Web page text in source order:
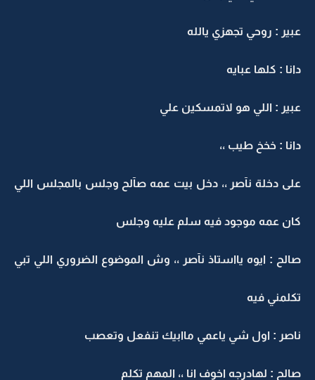
عبير : روحي تجهزي يالله
دانا : كلها عبايه
عبير : اللي هو لاتمسكين علي
دانا : خخخ طيب ،،
على دخلة نآصر ،، دخل بيت عمه صآلح وجلس بالمجلس اللي
كان عمه موجود فيه سلم عليه وجلس
صالح : ايوه يااستاذ نآصر ،، وش الموضوع الضروري اللي تبي
تكلمني فيه
ناصر : اول شي ياعمي ماابيك تنفعل وتعصب
صالح : لهادرجه اخوف انا ،، المهم تكلم